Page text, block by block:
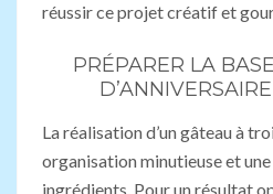
réussir ce projet créatif et
PRÉPARER LA
La réalisation d’un gâteau à
organisation minutieuse et
ingrédients. Pour un résultat